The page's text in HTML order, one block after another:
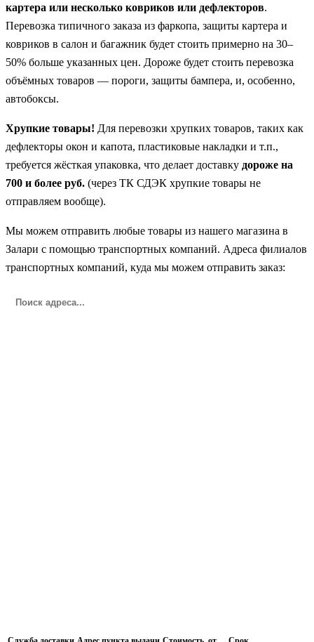
картера или несколько ковриков или дефлекторов.
Перевозка типичного заказа из фаркопа, защиты картера и
ковриков в салон и багажник будет стоить примерно на 30–
50% больше указанных цен. Дороже будет стоить перевозка
объёмных товаров — пороги, защиты бампера, и, особенно,
автобоксы.
Хрупкие товары! Для перевозки хрупких товаров, таких как
дефлекторы окон и капота, пластиковые накладки и т.п.,
требуется жёсткая упаковка, что делает доставку дороже на
700 и более руб. (через ТК СДЭК хрупкие товары не
отправляем вообще).
Мы можем отправить любые товары из нашего магазина в
Залари с помощью транспортных компаний. Адреса филиалов
транспортных компаний, куда мы можем отправить заказ: